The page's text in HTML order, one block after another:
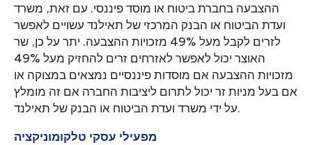
ההצבעה בחברת ביטוח או מוסד פיננסי. עם זאת, משרד
ועדת הביטוח או הבנק המרכזי של תאילנד עשויים לאפשר
לזרים לקבל מעל 49% מזכויות ההצבעה. יתר על כן, שר
האוצר יכול לאפשר לאזרחים זרים להחזיק מעל 49%
מזכויות ההצבעה אם מוסדות פיננסיים נמצאים במצוקה או
אם בעל מניות זר יכול לתרום ליציבות החברה אם זה מומלץ
על ידי משרד ועדת הביטוח או הבנק של תאילנד.
מפעילי עסקי טלקומוניקציה